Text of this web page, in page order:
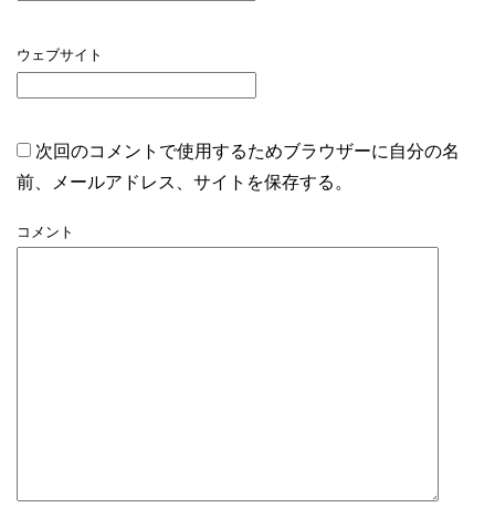
ウェブサイト
次回のコメントで使用するためブラウザーに自分の名
前、メールアドレス、サイトを保存する。
コメント